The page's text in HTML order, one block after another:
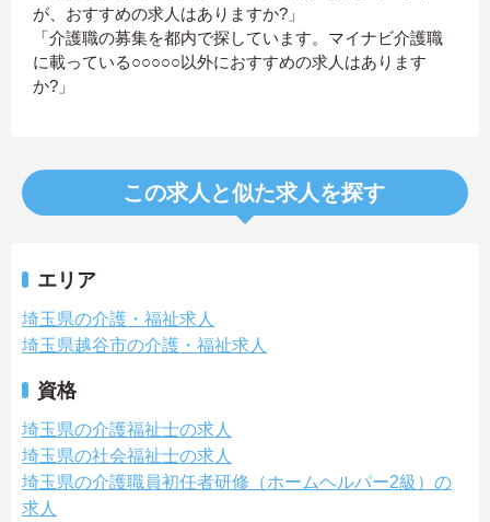
が、おすすめの求人はありますか?」
「介護職の募集を都内で探しています。マイナビ介護職
に載っている○○○○○以外におすすめの求人はあります
か?」
この求人と似た求人を探す
エリア
埼玉県の介護・福祉求人
埼玉県越谷市の介護・福祉求人
資格
埼玉県の介護福祉士の求人
埼玉県の社会福祉士の求人
埼玉県の介護職員初任者研修（ホームヘルパー2級）の
求人